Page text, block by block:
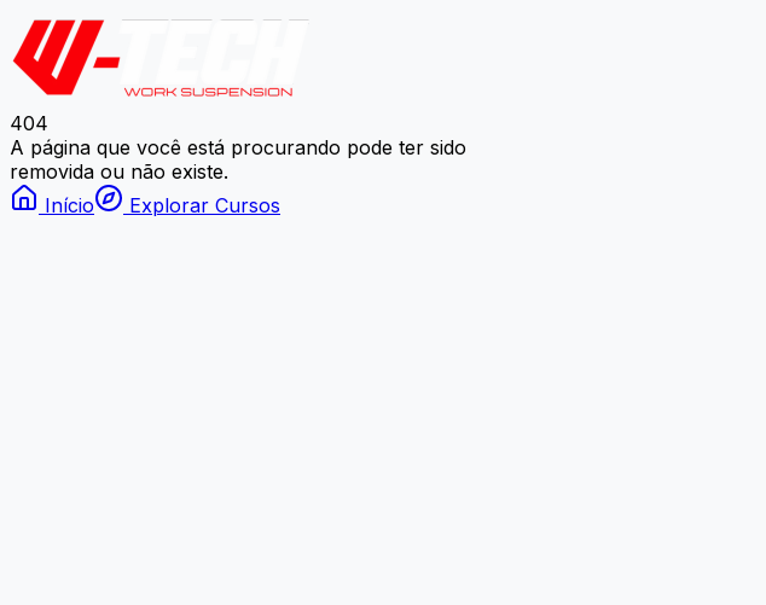
404
A página que você está procurando pode ter sido
removida ou não existe.
Início
Explorar Cursos